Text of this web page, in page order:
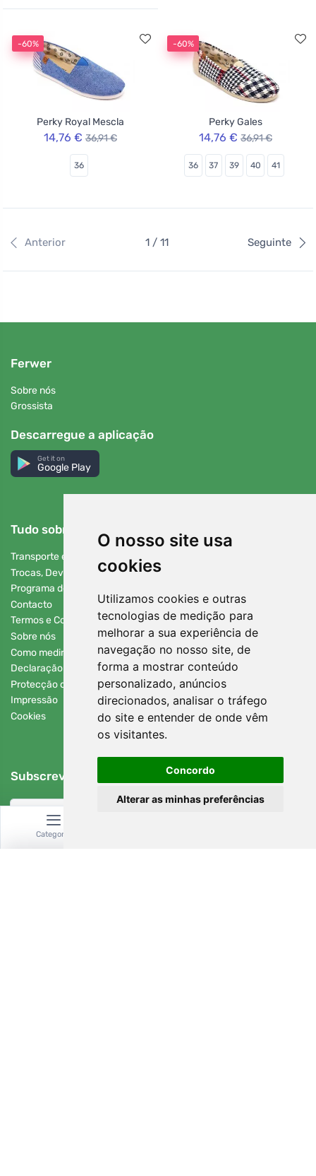
O nosso site usa
cookies
Utilizamos cookies e outras
tecnologias de medição para
melhorar a sua experiência de
navegação no nosso site, de
forma a mostrar conteúdo
personalizado, anúncios
direcionados, analisar o tráfego
do site e entender de onde vêm
os visitantes.
Concordo
Alterar as minhas preferências
-60%
Perky Royal Mescla
14,76 € 36,91 €
36
-60%
Perky Gales
14,76 € 36,91 €
36 37 39 40 41
Anterior 1 / 11 Seguinte
Ferwer
Sobre nós
Grossista
Descarregue a aplicação
Get it on
Google Play
Tudo sobre a compra
Transporte e pagamento
Trocas, Devoluções e Reclamações
Programa de fidelidade
Contacto
Termos e Condições
Sobre nós
Como medir o comprimento do pé
Declaração sobre a utilização de cookies
Protecção de dados pessoais
Impressão
Cookies
Subscrever a nossa newsletter
Categoria